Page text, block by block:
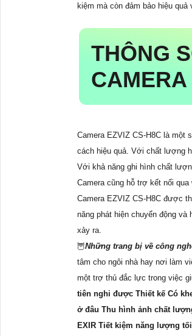
kiệm mà còn đảm bảo hiệu quả
THÔNG
Camera EZVIZ CS-H8C là một
cách hiệu quả. Với chất lượng
Với khả năng ghi hình chất
Camera cũng hỗ trợ kết nối
Camera EZVIZ CS-H8C được
năng phát hiện chuyển động
xảy ra.
🦉Những trang bị về công
tâm cho ngôi nhà hay nơi làm
một trợ thủ đắc lực trong việc
tiên nghi được Thiết kế Có
ở đâu Thu hình ảnh chất
EXIR Tiết kiệm năng lượng